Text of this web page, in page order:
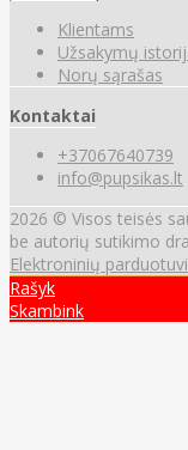
Klientams
Užsakymų
Norų sąrašas
Kontaktai
+37067640739
info@pupsikas.lt
2026 © Visos teisės
be autorių sutikimo
Elektroninių
Rašyk
Skambink